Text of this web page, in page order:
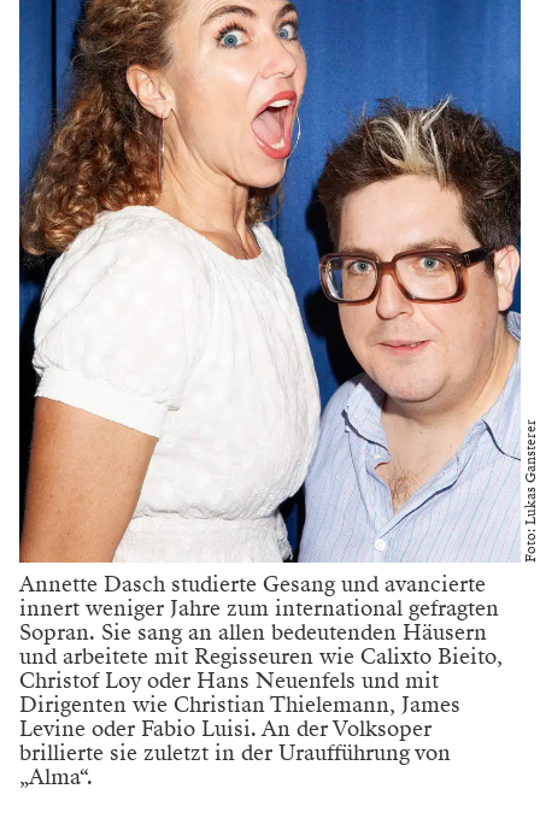
Die Musik ist jazzlastig. Das Rössl im Stück hat schon
bessere Zeiten gesehen, ist aber immer noch gut genug,
um Touristen zur Kasse zu bitten. „Jan Philipp Gloger
wirft mit seiner Inszenierung einen ebenso
humorvollen wie bissig-aktuellen Blick hinter die
Kulissen von Tourismus und Übertourismus“, erklärt
die Volksoper auf ihrer Homepage. Und wie schaut der
aus? „Ich spreche als Nichtösterreicherin einen Fake-
Dialekt, der die Gäste von meiner Authentizität
überzeugen soll“, präzisiert Annette Dasch. „Man sieht
auch, dass die Postkartenfassade allein nicht ausreicht,
sondern Gastronomie ein beinhartes Geschäft ist.
Reiche Typen wie Sigismund treffen auf Mitarbeiter
wie Leopold, der sich Geld leihen muss, um Josepha
Blumen kaufen zu können.“
WERBUNG